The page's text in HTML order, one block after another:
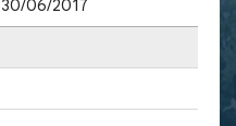
30/06/2017